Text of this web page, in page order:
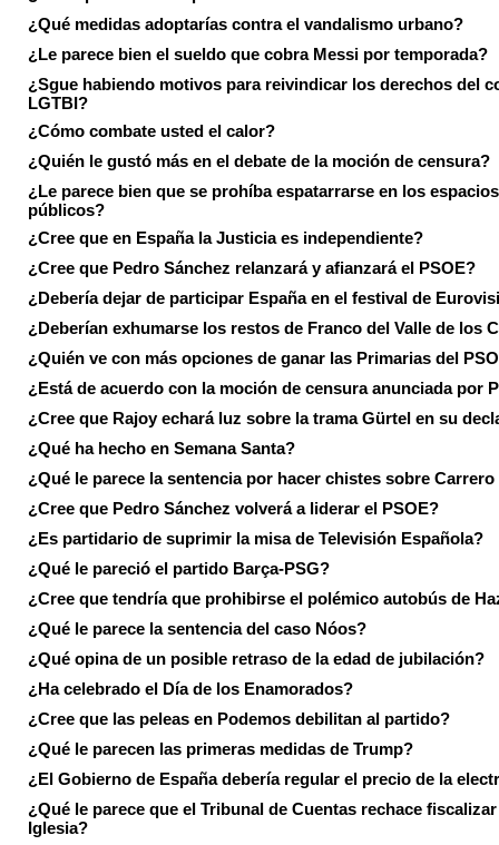
¿Qué medidas adoptarías contra el vandalismo urbano?
¿Le parece bien el sueldo que cobra Messi por temporada?
¿Sgue habiendo motivos para reivindicar los derechos del
LGTBI?
¿Cómo combate usted el calor?
¿Quién le gustó más en el debate de la moción de censura?
¿Le parece bien que se prohíba espatarrarse en los espacios
públicos?
¿Cree que en España la Justicia es independiente?
¿Cree que Pedro Sánchez relanzará y afianzará el PSOE?
¿Debería dejar de participar España en el festival de
¿Deberían exhumarse los restos de Franco del Valle de los
¿Quién ve con más opciones de ganar las Primarias del
¿Está de acuerdo con la moción de censura anunciada por
¿Cree que Rajoy echará luz sobre la trama Gürtel en su
¿Qué ha hecho en Semana Santa?
¿Qué le parece la sentencia por hacer chistes sobre
¿Cree que Pedro Sánchez volverá a liderar el PSOE?
¿Es partidario de suprimir la misa de Televisión Española?
¿Qué le pareció el partido Barça-PSG?
¿Cree que tendría que prohibirse el polémico autobús de
¿Qué le parece la sentencia del caso Nóos?
¿Qué opina de un posible retraso de la edad de jubilación?
¿Ha celebrado el Día de los Enamorados?
¿Cree que las peleas en Podemos debilitan al partido?
¿Qué le parecen las primeras medidas de Trump?
¿El Gobierno de España debería regular el precio de la
¿Qué le parece que el Tribunal de Cuentas rechace fiscalizar
Iglesia?